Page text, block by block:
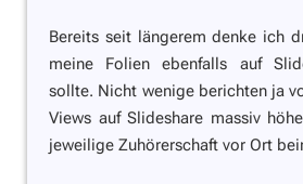
Bereits seit längerem denke ich
meine Folien ebenfalls auf
sollte. Nicht wenige berichten ja
Views auf Slideshare massiv
jeweilige Zuhörerschaft vor Ort